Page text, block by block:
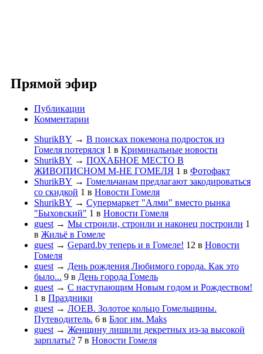
Прямой эфир
Публикации
Комментарии
ShurikBY → В поисках покемона подросток из
Гомеля потерялся 1 в Криминальные новости
ShurikBY → ПОХАБНОЕ МЕСТО В
ЖИВОПИСНОМ М-НЕ ГОМЕЛЯ 1 в Фотофакт
ShurikBY → Гомельчанам предлагают закодироваться
со скидкой 1 в Новости Гомеля
ShurikBY → Супермаркет "Алми" вместо рынка
"Быховский" 1 в Новости Гомеля
guest → Мы строили, строили и наконец построили 1
в Жильё в Гомеле
guest → Gepard.by теперь и в Гомеле! 12 в Новости
Гомеля
guest → День рождения Любимого города. Как это
было... 9 в День города Гомель
guest → С наступающим Новым годом и Рождеством!
1 в Праздники
guest → ЛОЕВ. Золотое кольцо Гомельщины.
Путеводитель. 6 в Блог им. Maks
guest → Женщину лишили декретных из-за высокой
зарплаты? 7 в Новости Гомеля